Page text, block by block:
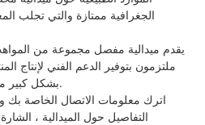
الجغرافية ممتازة والتي تجلب
ملتزمون بتوفير الدعم الفني لإنتاج
بشكل كبير من الكفاءة الأساسية للشركات.
اترك معلومات الاتصال الخاصة
التفاصيل حول الميدالية ،